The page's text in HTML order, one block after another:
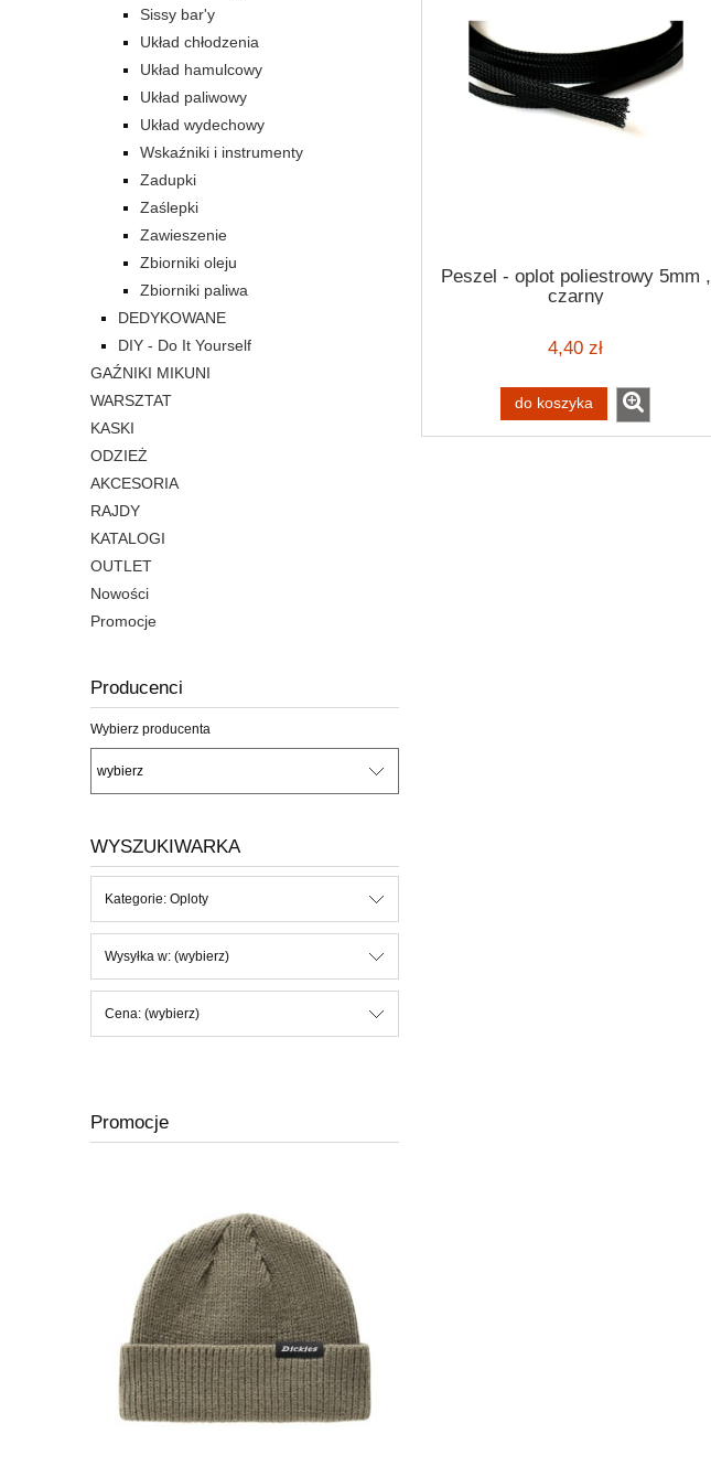
Sissy bar'y
Układ chłodzenia
Układ hamulcowy
Układ paliwowy
Układ wydechowy
Wskaźniki i instrumenty
Zadupki
Zaślepki
Zawieszenie
Zbiorniki oleju
Zbiorniki paliwa
DEDYKOWANE
DIY - Do It Yourself
GAŹNIKI MIKUNI
WARSZTAT
KASKI
ODZIEŻ
AKCESORIA
RAJDY
KATALOGI
OUTLET
Nowości
Promocje
Producenci
Wybierz producenta
WYSZUKIWARKA
Kategorie: Oploty
Wysyłka w: (wybierz)
Cena: (wybierz)
Promocje
Peszel - oplot poliestrowy 5mm ,
czarny
4,40 zł
do koszyka